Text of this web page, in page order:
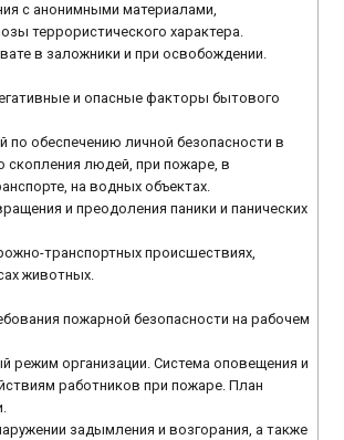
с анонимными материалами,
террористического характера.
в заложники и при освобождении.
и опасные факторы бытового
по обеспечению личной безопасности в
скопления людей, при пожаре, в
на водных объектах.
и преодоления паники и панических
транспортных происшествиях,
животных.
пожарной безопасности на рабочем
режим организации. Система оповещения и
работников при пожаре. План
задымления и возгорания, а также